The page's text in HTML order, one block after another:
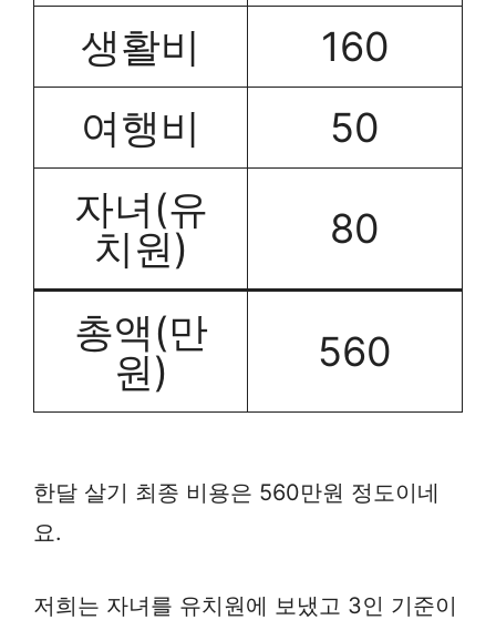
생활비
160
여행비
50
자녀(유
치원)
80
총액(만
원)
560
한달 살기 최종 비용은 560만원 정도이네
요.
저희는 자녀를 유치원에 보냈고 3인 기준이